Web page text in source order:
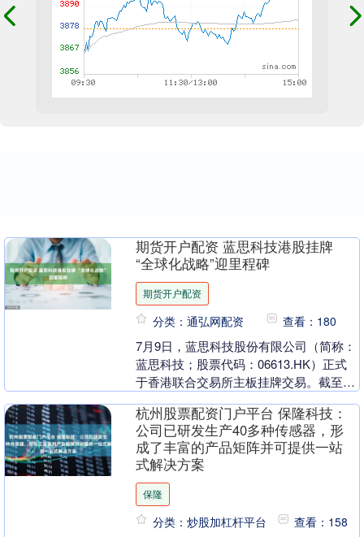
期货开户配资 蓝思科技港股挂牌
“全球化战略”迎里程碑
期货开户配资
分类：通弘网配资 查看：180
7月9日，蓝思科技股份有限公司（简称：
蓝思科技；股票代码：06613.HK）正式
于香港联合交易所主板挂牌交易。截至发
稿，盘中涨幅超5%，市场交易活跃。 香
港联交....
杭州股票配资门户平台 保隆科技：
公司已研发生产40多种传感器，形
成了丰富的产品矩阵并可提供一站
式解决方案
保隆
分类：炒股加杠杆平台 查看：158